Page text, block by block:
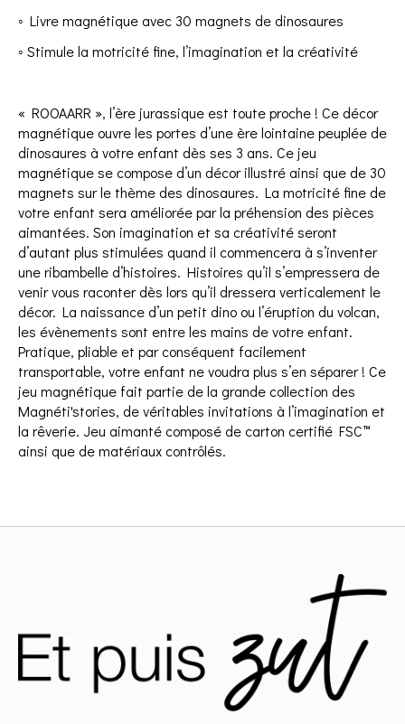
◦ Livre magnétique avec 30 magnets de dinosaures
◦ Stimule la motricité fine, l’imagination et la créativité
« ROOAARR », l’ère jurassique est toute proche ! Ce décor
magnétique ouvre les portes d’une ère lointaine peuplée de
dinosaures à votre enfant dès ses 3 ans. Ce jeu
magnétique se compose d’un décor illustré ainsi que de 30
magnets sur le thème des dinosaures. La motricité fine de
votre enfant sera améliorée par la préhension des pièces
aimantées. Son imagination et sa créativité seront
d’autant plus stimulées quand il commencera à s’inventer
une ribambelle d’histoires. Histoires qu’il s’empressera de
venir vous raconter dès lors qu’il dressera verticalement le
décor. La naissance d’un petit dino ou l’éruption du volcan,
les évènements sont entre les mains de votre enfant.
Pratique, pliable et par conséquent facilement
transportable, votre enfant ne voudra plus s’en séparer ! Ce
jeu magnétique fait partie de la grande collection des
Magnéti'stories, de véritables invitations à l’imagination et
la rêverie. Jeu aimanté composé de carton certifié FSC™
ainsi que de matériaux contrôlés.